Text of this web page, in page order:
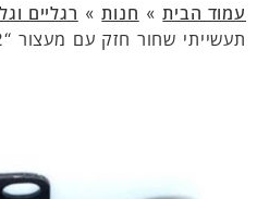
עמוד הבית» חנות» רגליים
תעשייתי שחור חזק עם מעצור “2 דגם 70471